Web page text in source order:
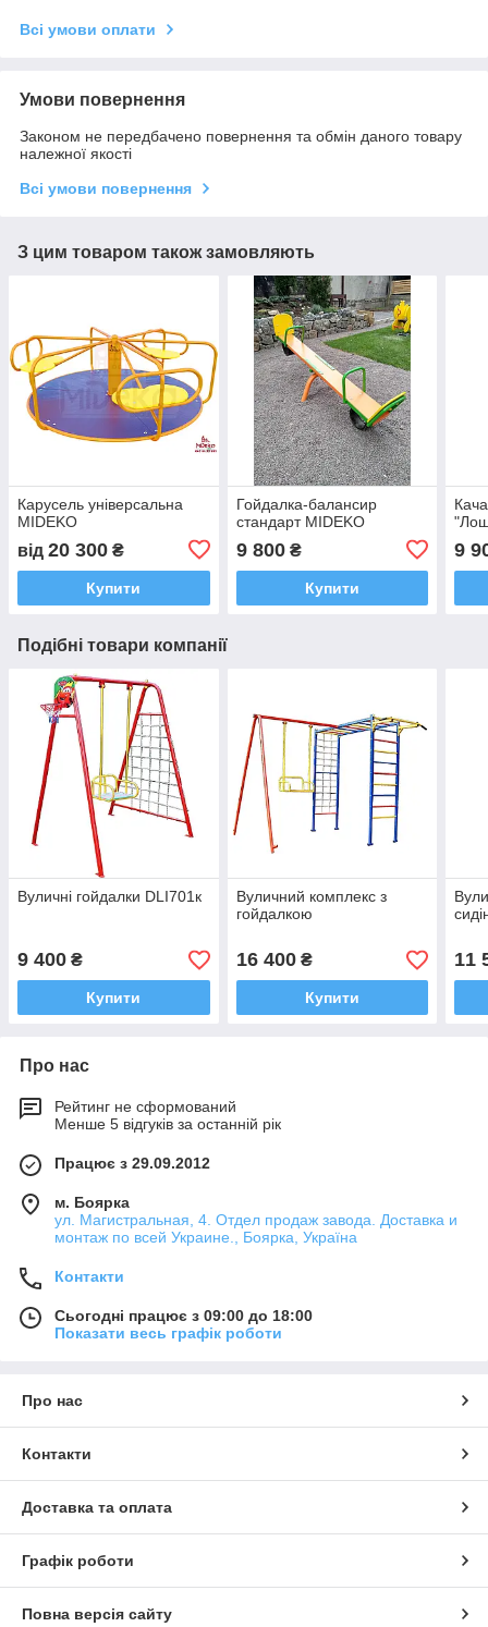
Всі умови оплати
Умови повернення
Законом не передбачено повернення та обмін даного товару
належної якості
Всі умови повернення
З цим товаром також замовляють
Карусель універсальна
MIDEKO
від 20 300 ₴
Купити
Гойдалка-балансир
стандарт MIDEKO
9 800₴
Купити
9
Подібні товари компанії
Вуличні гойдалки DLI701к
9 400 ₴
Купити
Вуличний комплекс з
гойдалкою
16 400₴
Купити
11
Про нас
Рейтинг не сформований
Менше 5 відгуків за останній рік
Працює з 29.09.2012
м. Боярка
ул. Магистральная, 4. Отдел продаж завода. Доставка и
монтаж по всей Украине., Боярка, Україна
Контакти
Сьогодні працює з 09:00 до 18:00
Показати весь графік роботи
Про нас
Контакти
Доставка та оплата
Графік роботи
Повна версія сайту